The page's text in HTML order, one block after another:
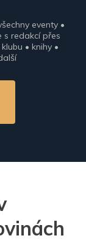
eventy •
s redakcí přes
• knihy •